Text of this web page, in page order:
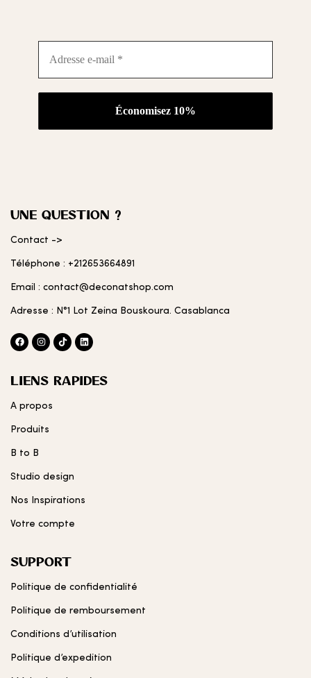
UNE QUESTION ?
Contact ->
Téléphone : +212653664891
Email : contact@deconatshop.com
Adresse : N°1 Lot Zeina Bouskoura. Casablanca
LIENS RAPIDES
A propos
Produits
B to B
Studio design
Nos Inspirations
Votre compte
SUPPORT
Politique de confidentialité
Politique de remboursement
Conditions d’utilisation
Politique d’expedition